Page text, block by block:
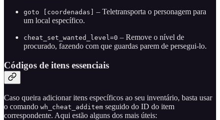
goto [coordenadas]
– Teletransporta o personagem para
um local específico.
cheat_set_wanted_level=0 – Remove o nível de
procurado, fazendo com que guardas parem de persegui-lo.
Códigos de itens essenciais
Caso queira adicionar itens específicos ao seu inventário, basta usar
o comando wh_cheat_additem seguido do ID do item
correspondente. Aqui estão alguns dos mais úteis: